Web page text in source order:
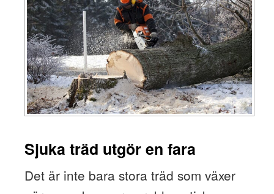
Sjuka träd utgör en fara
Det är inte bara stora träd som växer